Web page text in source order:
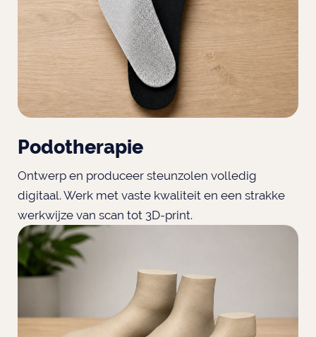
Podotherapie
Ontwerp en produceer steunzolen volledig
digitaal. Werk met vaste kwaliteit en een strakke
werkwijze van scan tot 3D-print.